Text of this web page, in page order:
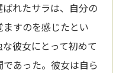
れたサラは、自分の
すのを感じたとい
彼女にとって初めて
であった。彼女は自ら